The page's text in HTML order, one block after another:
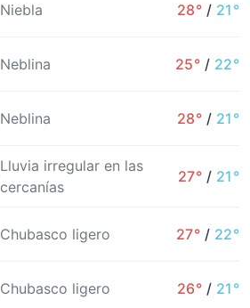
Niebla 28° / 21°
Neblina 25° / 22°
Neblina 28° / 21°
Lluvia irregular en las
cercanías
27° / 21°
Chubasco ligero 27° / 22°
Chubasco ligero 26° / 21°